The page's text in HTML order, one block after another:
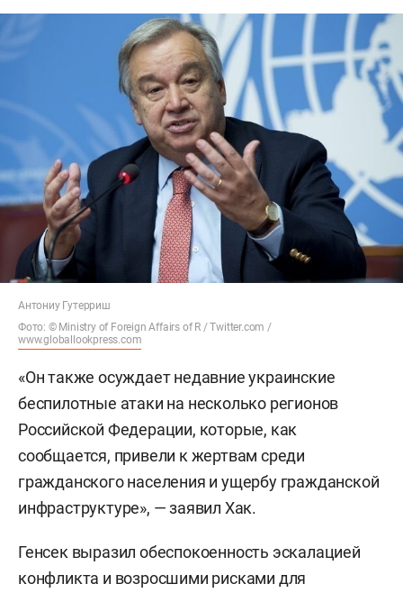
Антониу Гутерриш
Фото: © Ministry of Foreign Affairs of R / Twitter.com /
www.globallookpress.com
«Он также осуждает недавние украинские
беспилотные атаки на несколько регионов
Российской Федерации, которые, как
сообщается, привели к жертвам среди
гражданского населения и ущербу гражданской
инфраструктуре», — заявил Хак.
Генсек выразил обеспокоенность эскалацией
конфликта и возросшими рисками для